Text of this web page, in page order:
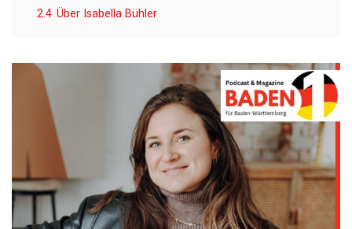
2.4 Über Isabella Bühler